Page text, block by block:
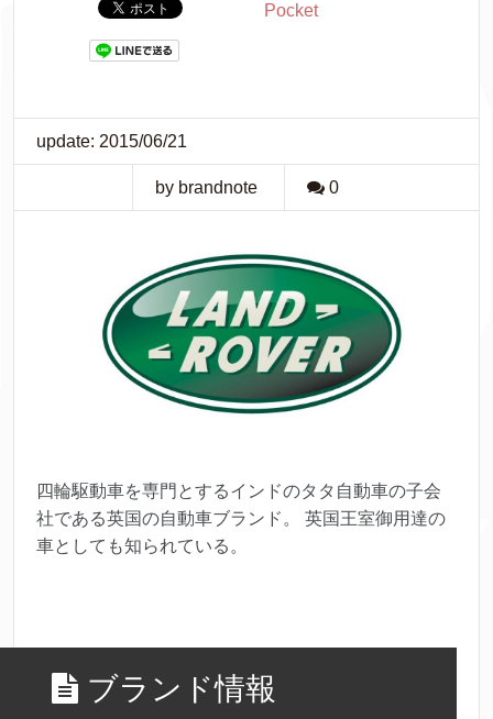
Pocket
update: 2015/06/21
by brandnote 0
四輪駆動車を専門とするインドのタタ自動車の子会
社である英国の自動車ブランド。 英国王室御用達の
車としても知られている。
ブランド情報